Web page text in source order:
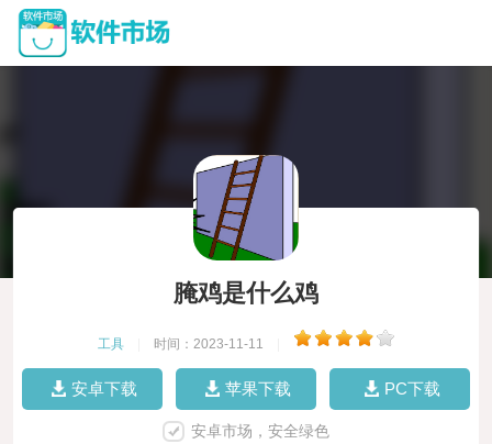
腌鸡是什么鸡
工具 时间：2023-11-11
安卓下载 苹果下载 PC下载
安卓市场，安全绿色